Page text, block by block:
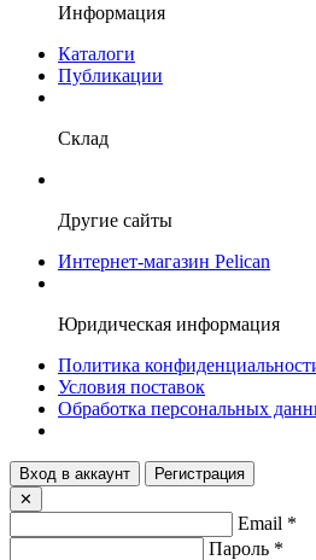
Информация
Каталоги
Публикации
Склад
Другие сайты
Интернет-магазин Pelican
Юридическая информация
Политика
Условия поставок
Обработка персональных
Вход в аккаунт
Регистрация
✕
Email *
Пароль *